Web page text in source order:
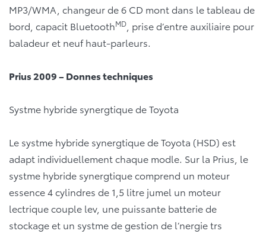
MP3/WMA, changeur de 6 CD mont dans le tableau de
bord, capacit BluetoothMD , prise d’entre auxiliaire pour
baladeur et neuf haut-parleurs.
Prius 2009 – Donnes techniques
Systme hybride synergtique de Toyota
Le systme hybride synergtique de Toyota (HSD) est
adapt individuellement chaque modle. Sur la Prius, le
systme hybride synergtique comprend un moteur
essence 4 cylindres de 1,5 litre jumel un moteur
lectrique couple lev, une puissante batterie de
stockage et un systme de gestion de l’nergie trs